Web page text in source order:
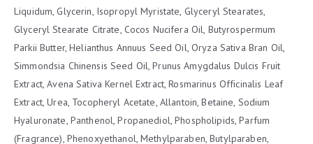
Liquidum, Glycerin, Isopropyl Myristate, Glyceryl Stearates,
Glyceryl Stearate Citrate, Cocos Nucifera Oil, Butyrospermum
Parkii Butter, Helianthus Annuus Seed Oil, Oryza Sativa Bran Oil,
Simmondsia Chinensis Seed Oil, Prunus Amygdalus Dulcis Fruit
Extract, Avena Sativa Kernel Extract, Rosmarinus Officinalis Leaf
Extract, Urea, Tocopheryl Acetate, Allantoin, Betaine, Sodium
Hyaluronate, Panthenol, Propanediol, Phospholipids, Parfum
(Fragrance), Phenoxyethanol, Methylparaben, Butylparaben,